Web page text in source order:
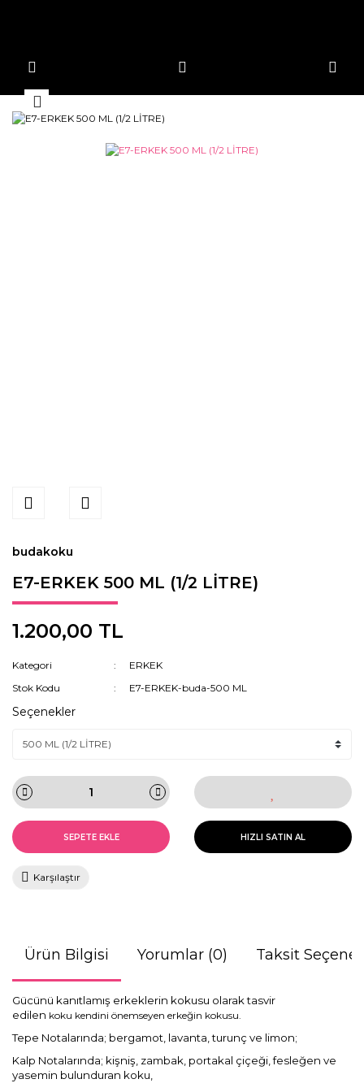
budakoku
E7-ERKEK 500 ML (1/2 LİTRE)
1.200,00 TL
Kategori
ERKEK
Stok Kodu
E7-ERKEK-buda-500 ML
Seçenekler
SEPETE EKLE HIZLI SATIN AL
Karşılaştır
Ürün Bilgisi Yorumlar (0) Taksit
Gücünü kanıtlamış erkeklerin kokusu olarak tasvir
edilen koku kendini önemseyen erkeğin kokusu.
Tepe Notalarında; bergamot, lavanta, turunç ve limon;
Kalp Notalarında; kişniş, zambak, portakal çiçeği, fesleğen ve
yasemin bulunduran koku,